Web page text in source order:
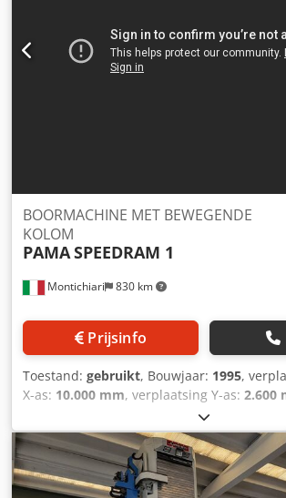
Ankervlakken 6000x2000
Montichiari 830 km
BOORMACHINE MET BEWEGENDE
KOLOM
PAMASPEEDRAM 1
Prijsinfo
Toestand: gebruikt, Bouwjaar: 1995,
X-as: 10.000 mm, verplaatsing Y-as: 2.600
600 mm
1.950 rpm, aanvoerlengte W-as:700 mm,
140 mm, CNC SELCA 3045 X-AS SLAG
2600 MM RAM-SLAG Z-AS 600 MM
700 MM SPINDELDIAMETER 140 ISO 50